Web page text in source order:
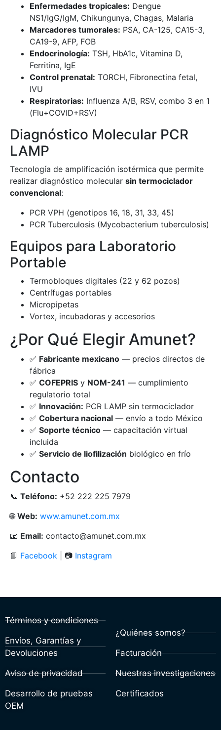
Enfermedades tropicales: Dengue
NS1/IgG/IgM, Chikungunya, Chagas, Malaria
Marcadores tumorales: PSA, CA-125, CA15-3,
CA19-9, AFP, FOB
Endocrinología: TSH, HbA1c, Vitamina D,
Ferritina, IgE
Control prenatal: TORCH, Fibronectina fetal,
IVU
Respiratorias: Influenza A/B, RSV, combo 3 en 1
(Flu+COVID+RSV)
Diagnóstico Molecular PCR
LAMP
Tecnología de amplificación isotérmica que permite
realizar diagnóstico molecular sin termociclador
convencional:
PCR VPH (genotipos 16, 18, 31, 33, 45)
PCR Tuberculosis (Mycobacterium tuberculosis)
Equipos para Laboratorio
Portable
Termobloques digitales (22 y 62 pozos)
Centrífugas portables
Micropipetas
Vortex, incubadoras y accesorios
¿Por Qué Elegir Amunet?
✅ Fabricante mexicano — precios directos de
fábrica
✅ COFEPRIS y NOM-241 — cumplimiento
regulatorio total
✅ Innovación: PCR LAMP sin termociclador
✅ Cobertura nacional — envío a todo México
✅ Soporte técnico — capacitación virtual
incluida
✅ Servicio de liofilización biológico en frío
Contacto
📞 Teléfono: +52 222 225 7979
🌐Web: www.amunet.com.mx
📧 Email: contacto@amunet.com.mx
📘 Facebook | 📷 Instagram
Términos y condiciones
Envíos, Garantías y
Devoluciones
Aviso de privacidad
Desarrollo de pruebas
OEM
¿Quiénes somos?
Facturación
Nuestras investigaciones
Certificados